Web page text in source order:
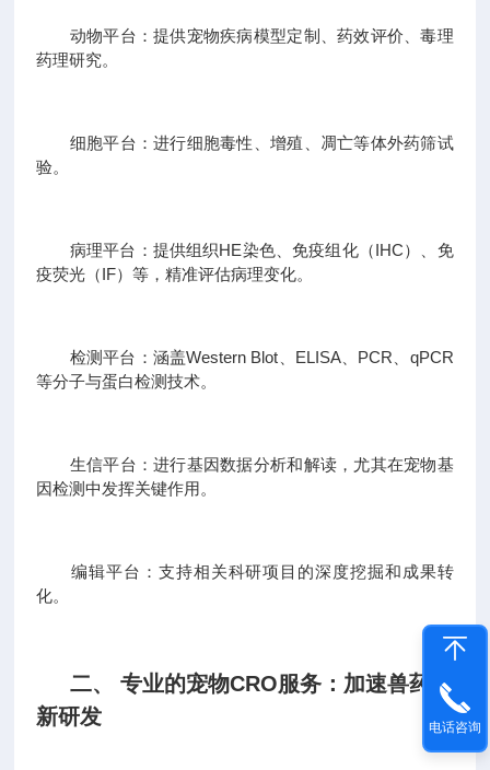
动物平台：提供宠物疾病模型定制、药效评价、毒理
药理研究。
细胞平台：进行细胞毒性、增殖、凋亡等体外药筛试
验。
病理平台：提供组织HE染色、免疫组化（IHC）、免
疫荧光（IF）等，精准评估病理变化。
检测平台：涵盖Western Blot、ELISA、PCR、qPCR
等分子与蛋白检测技术。
生信平台：进行基因数据分析和解读，尤其在宠物基
因检测中发挥关键作用。
编辑平台：支持相关科研项目的深度挖掘和成果转
化。
二、 专业的宠物CRO服务：加速兽药创
新研发
电话咨询